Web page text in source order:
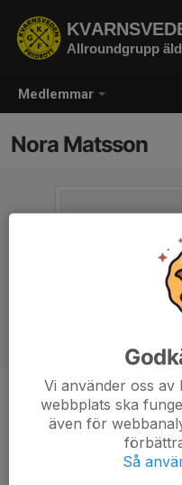
Medlemmar
Allroundgrupp
Nora Matsson
Ålder 15 år
Vi använder oss
webbplats ska
även för
Så